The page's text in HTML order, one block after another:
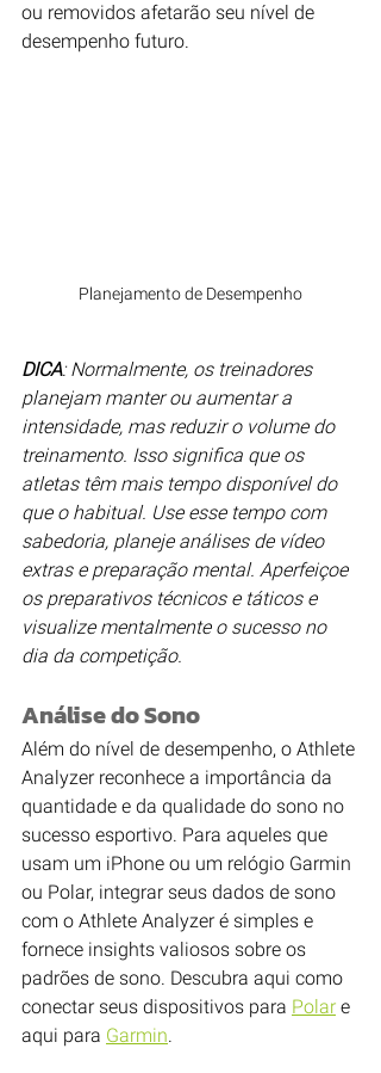
ou removidos afetarão seu nível de
desempenho futuro.
Planejamento de Desempenho
DICA: Normalmente, os treinadores
planejam manter ou aumentar a
intensidade, mas reduzir o volume do
treinamento. Isso significa que os
atletas têm mais tempo disponível do
que o habitual. Use esse tempo com
sabedoria, planeje análises de vídeo
extras e preparação mental. Aperfeiçoe
os preparativos técnicos e táticos e
visualize mentalmente o sucesso no
dia da competição.
Análise do Sono
Além do nível de desempenho, o Athlete
Analyzer reconhece a importância da
quantidade e da qualidade do sono no
sucesso esportivo. Para aqueles que
usam um iPhone ou um relógio Garmin
ou Polar, integrar seus dados de sono
com o Athlete Analyzer é simples e
fornece insights valiosos sobre os
padrões de sono. Descubra aqui como
conectar seus dispositivos para Polar e
aqui para Garmin.